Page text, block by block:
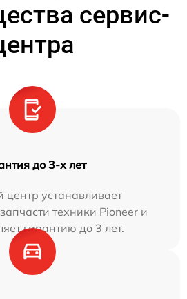
сервис-
до 3-х лет
центр устанавливает
техники Pioneer и
гарантию до 3 лет.